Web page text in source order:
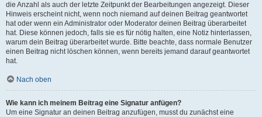
die Anzahl als auch der letzte Zeitpunkt der Bearbeitungen angezeigt. Dieser
Hinweis erscheint nicht, wenn noch niemand auf deinen Beitrag geantwortet
hat oder wenn ein Administrator oder Moderator deinen Beitrag überarbeitet
hat. Diese können jedoch, falls sie es für nötig halten, eine Notiz hinterlassen,
warum dein Beitrag überarbeitet wurde. Bitte beachte, dass normale Benutzer
einen Beitrag nicht löschen können, wenn bereits jemand darauf geantwortet
hat.
Nach oben
Wie kann ich meinem Beitrag eine Signatur anfügen?
Um eine Signatur an deinen Beitrag anzufügen, musst du zunächst eine